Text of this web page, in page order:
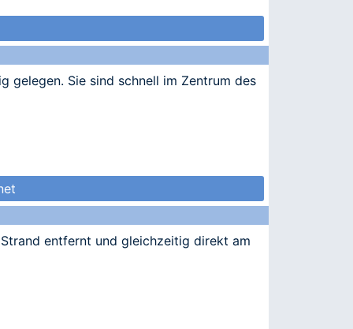
gelegen. Sie sind schnell im Zentrum des
entfernt und gleichzeitig direkt am